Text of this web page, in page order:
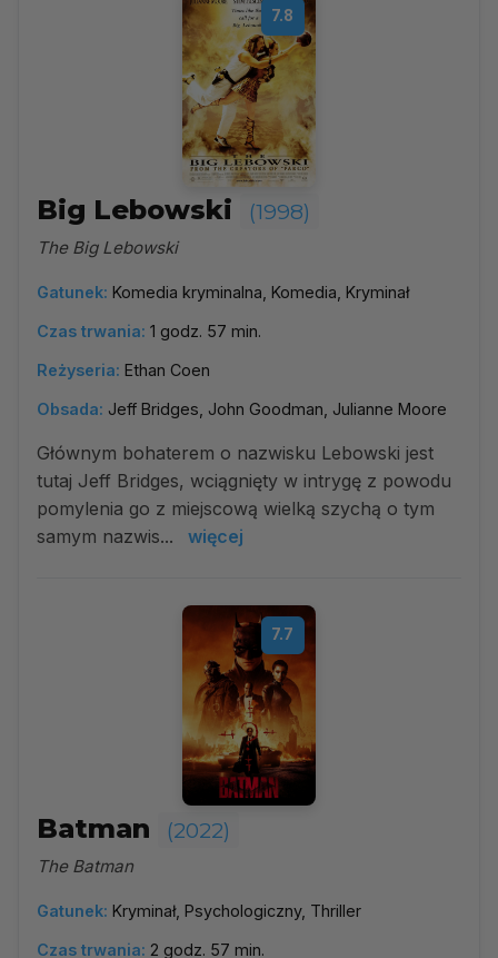
7.8
Big Lebowski (1998)
The Big Lebowski
Gatunek: Komedia kryminalna, Komedia, Kryminał
Czas trwania: 1 godz. 57 min.
Reżyseria: Ethan Coen
Obsada: Jeff Bridges, John Goodman, Julianne Moore
Głównym bohaterem o nazwisku Lebowski jest
tutaj Jeff Bridges, wciągnięty w intrygę z powodu
pomylenia go z miejscową wielką szychą o tym
samym nazwis...
więcej
7.7
Batman (2022)
The Batman
Gatunek: Kryminał, Psychologiczny, Thriller
Czas trwania: 2 godz. 57 min.